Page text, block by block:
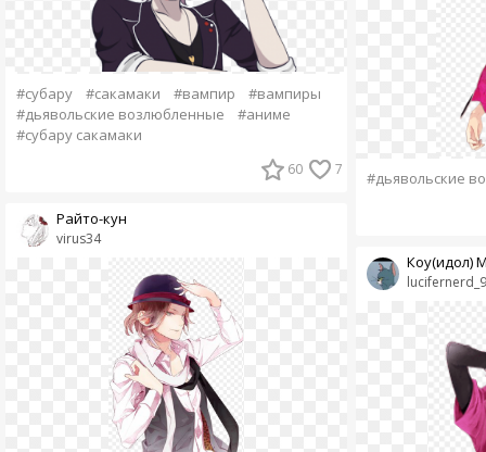
#субару #сакамаки #вампир
#вампиры
#дьявольские возлюбленные
#аниме
#субару сакамаки
60 7
virus34
Райто-кун
#дьявольские
Коу(идол)